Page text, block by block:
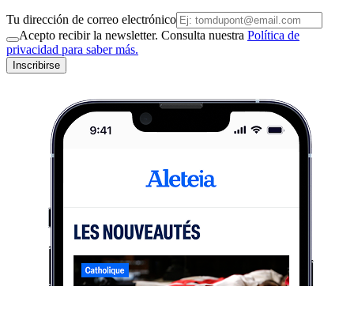
Tu dirección de correo electrónico
Acepto recibir la newsletter. Consulta nuestra Política de
privacidad para saber más.
Inscribirse